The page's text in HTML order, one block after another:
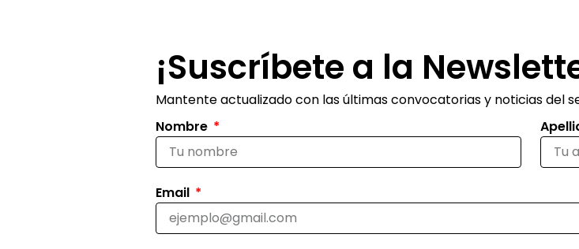
¡Suscríbete a la
Mantente actualizado con las últimas convocatorias y noticias del
Nombre
Email